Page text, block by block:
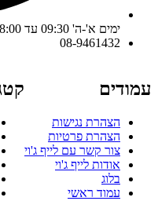
ימים א'-ה' 09:30 עד 18:00.
08-9461432
עמודים
הצהרת נגישות
הצהרת פרטיות
צור קשר עם לייף ג'וי
אודות לייף ג'וי
בלוג
עמוד ראשי